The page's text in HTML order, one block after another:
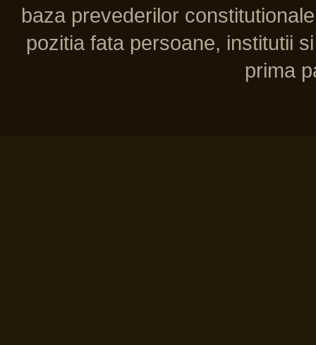
baza prevederilor
pozitia fata persoane, institutii
prima